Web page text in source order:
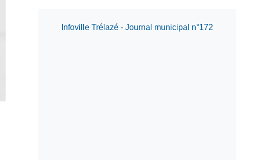
Infoville Trélazé - Journal municipal n°172